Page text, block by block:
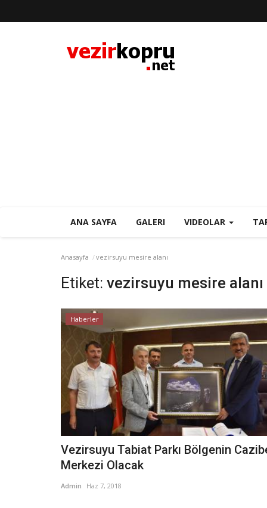
ANA SAYFA GALERI VIDEOLAR
Anasayfa vezirsuyu mesire alanı
Etiket: vezirsuyu mesire alanı
Haberler
Vezirsuyu Tabiat Parkı Bölgenin
Merkezi Olacak
Admin Haz 7, 2018